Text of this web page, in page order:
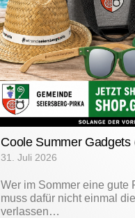
Coole Summer Gadgets
31. Juli 2026
Wer im Sommer eine gute
muss dafür nicht einmal
verlassen…